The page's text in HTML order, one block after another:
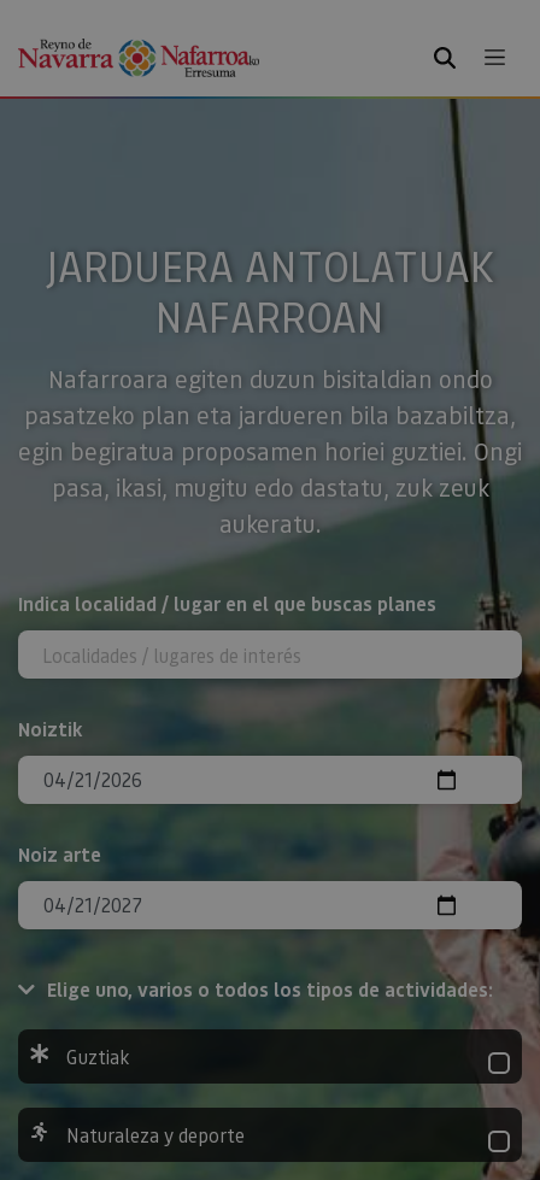
BILATU
JARDUERA ANTOLATUAK
NAFARROAN
Nafarroara egiten duzun bisitaldian ondo
pasatzeko plan eta jardueren bila bazabiltza,
egin begiratua proposamen horiei guztiei. Ongi
pasa, ikasi, mugitu edo dastatu, zuk zeuk
aukeratu.
BILATU
Indica localidad / lugar en el que buscas planes
Noiztik
Noiz arte
Elige uno, varios o todos los tipos de actividades:
Guztiak
Naturaleza y deporte